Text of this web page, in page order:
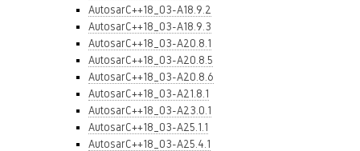
AutosarC++18_03-A18.9.2
AutosarC++18_03-A18.9.3
AutosarC++18_03-A20.8.1
AutosarC++18_03-A20.8.5
AutosarC++18_03-A20.8.6
AutosarC++18_03-A21.8.1
AutosarC++18_03-A23.0.1
AutosarC++18_03-A25.1.1
AutosarC++18_03-A25.4.1